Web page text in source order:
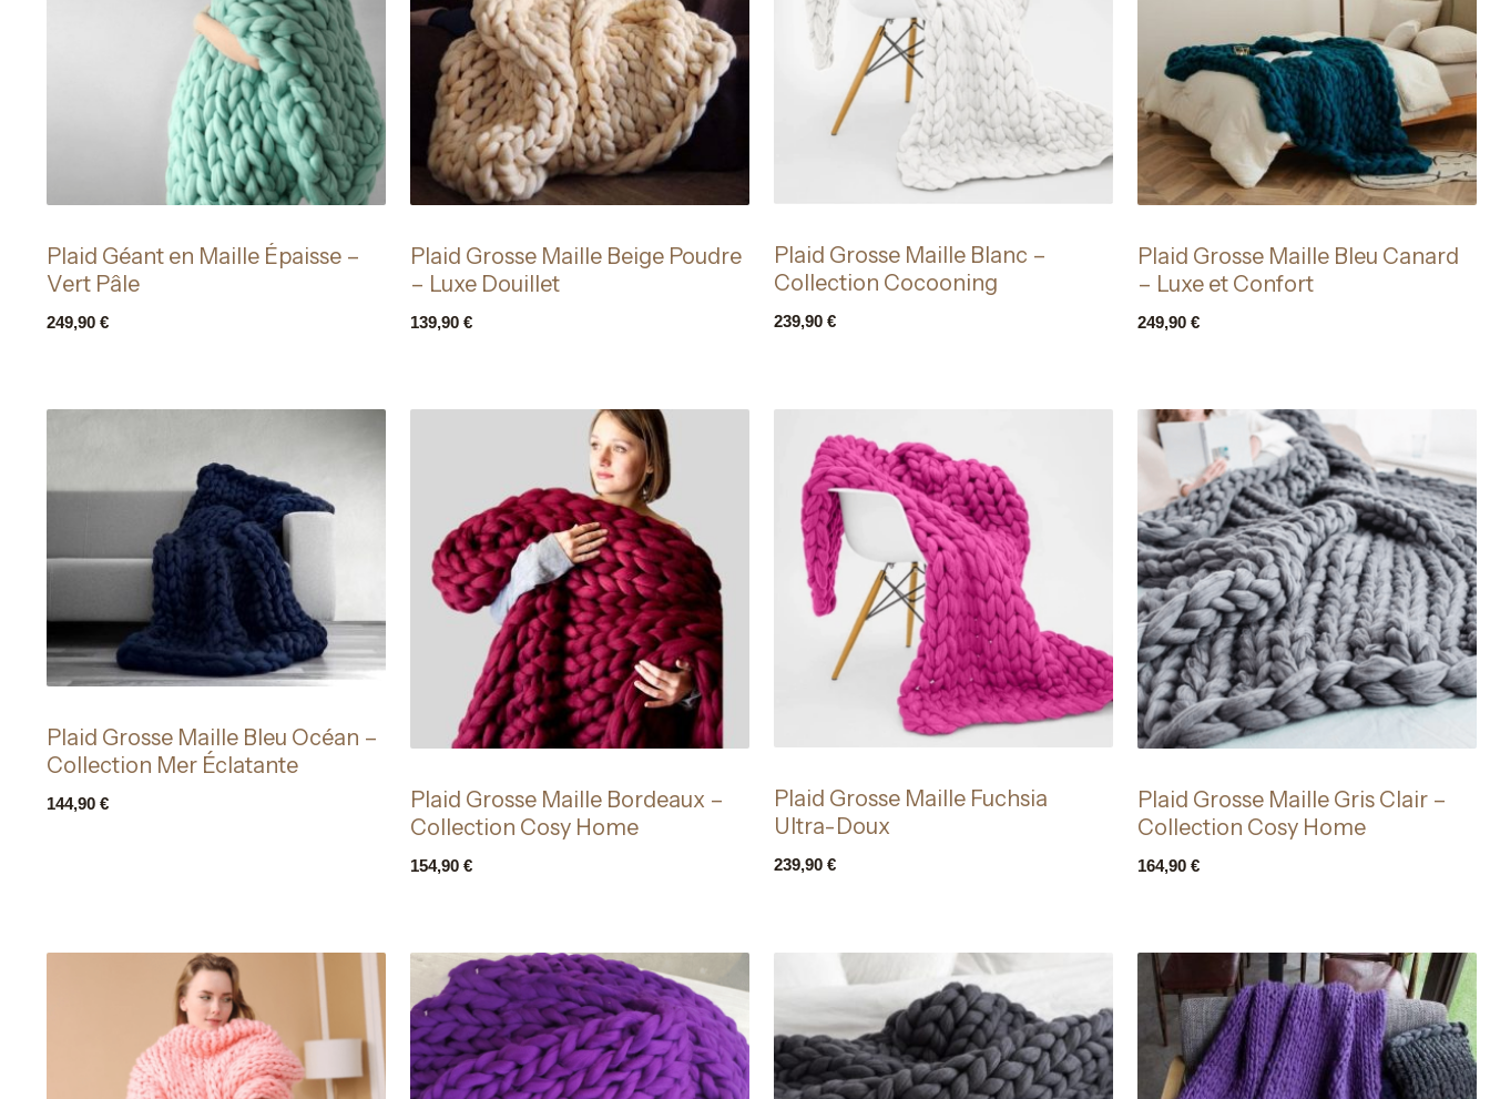
Plaid Géant en Maille Épaisse –
Vert Pâle
249,90 €
Plaid Grosse Maille Beige Poudre
– Luxe Douillet
139,90 €
Plaid Grosse Maille Blanc –
Collection Cocooning
239,90 €
Plaid Grosse Maille Bleu Canard
– Luxe et Confort
249,90€
Plaid Grosse Maille Bleu Océan –
Collection Mer Éclatante
144,90 €
Plaid Grosse Maille Bordeaux –
Collection Cosy Home
154,90 €
Plaid Grosse Maille Fuchsia
Ultra-Doux
239,90 €
Plaid Grosse Maille Gris Clair –
Collection Cosy Home
164,90€